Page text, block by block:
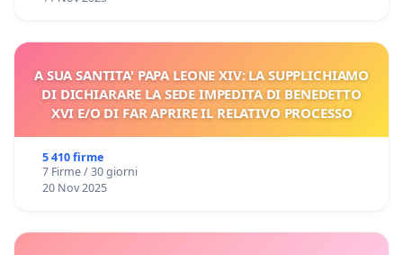
A SUA SANTITA' PAPA LEONE XIV: LA SUPPLICHIAMO
DI DICHIARARE LA SEDE IMPEDITA DI BENEDETTO
XVI E/O DI FAR APRIRE IL RELATIVO PROCESSO
5 410 firme
7 Firme / 30 giorni
20 Nov 2025